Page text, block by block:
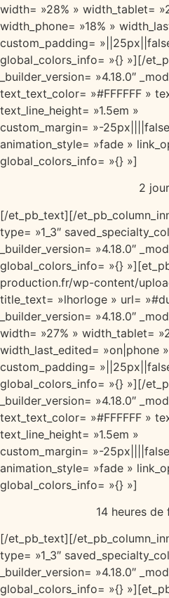
width= »28% » width_tablet=
width_phone= »18% »
custom_padding=
global_colors_info= »{} »][/
_builder_version= »4.18.0″
text_text_color= »#FFFFFF »
text_line_height= »1.5em »
custom_margin= »-
animation_style= »fade »
global_colors_info= »{} »]
2
[/et_pb_text][/
type= »1_3″
_builder_version= »4.18.0″
global_colors_info= »{}
production.fr/wp-content/
title_text= »lhorloge » url=
_builder_version= »4.18.0″
width= »27% » width_tablet=
width_last_edited= »on|phone »
custom_padding=
global_colors_info= »{} »][/
_builder_version= »4.18.0″
text_text_color= »#FFFFFF »
text_line_height= »1.5em »
custom_margin= »-
animation_style= »fade »
global_colors_info= »{} »]
14 heures
[/et_pb_text][/
type= »1_3″
_builder_version= »4.18.0″
global_colors_info= »{}